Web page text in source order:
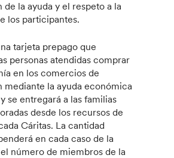
la ayuda y el respeto a la
los participantes.
tarjeta prepago que
personas atendidas comprar
en los comercios de
mediante la ayuda económica
se entregará a las familias
desde los recursos de
Cáritas. La cantidad
en cada caso de la
número de miembros de la